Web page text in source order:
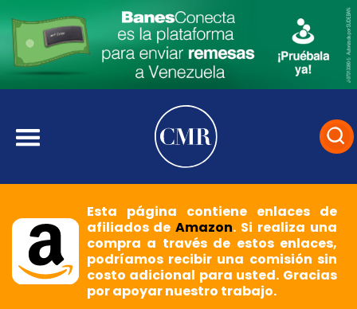
Esta página contiene enlaces de
afiliados deAmazon. Si realiza una
compra a través de estos enlaces,
podríamos recibir una comisión sin
costo adicional para usted. Gracias
por apoyar nuestro trabajo.